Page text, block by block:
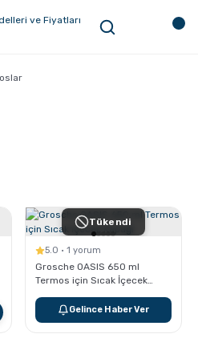
Geri Dön
Geri Dön
Tükendi
5.0 · 1 yorum
Grosche OASIS 650 ml
Termos için Sıcak İçecek
Gelince Haber Ver